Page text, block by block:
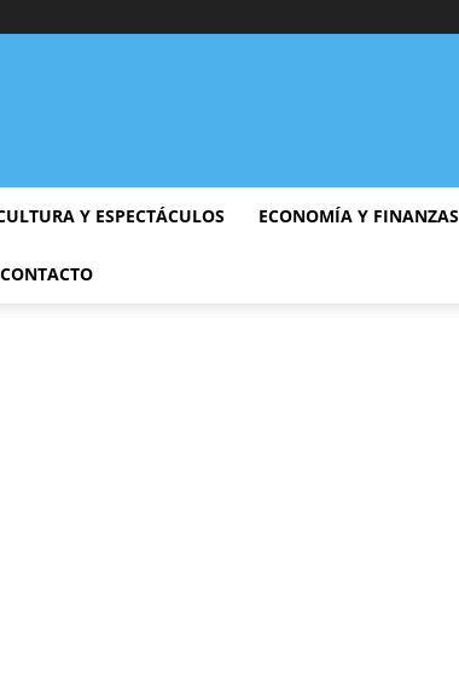
Y ESPECTÁCULOS ECONOMÍA Y FINANZAS
CONTACTO